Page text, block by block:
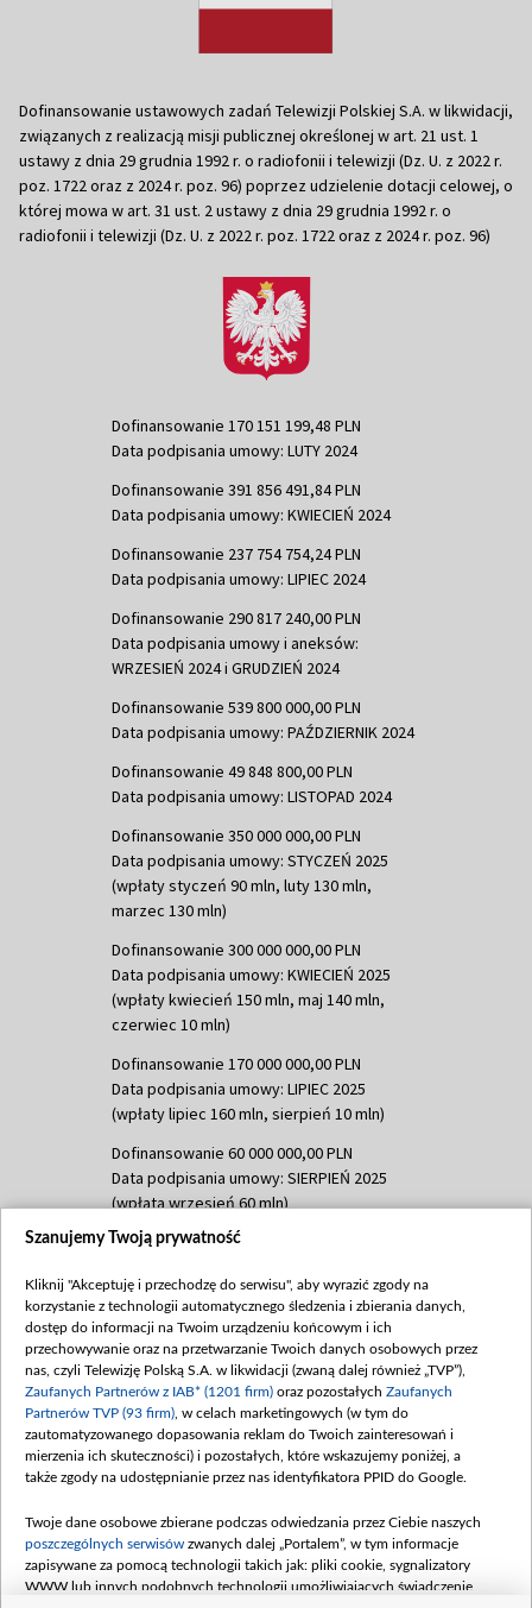
Dofinansowanie ustawowych zadań Telewizji Polskiej S.A. w likwidacji,
związanych z realizacją misji publicznej określonej w art. 21 ust. 1
ustawy z dnia 29 grudnia 1992 r. o radiofonii i telewizji (Dz. U. z 2022 r.
poz. 1722 oraz z 2024 r. poz. 96) poprzez udzielenie dotacji celowej, o
której mowa w art. 31 ust. 2 ustawy z dnia 29 grudnia 1992 r. o
radiofonii i telewizji (Dz. U. z 2022 r. poz. 1722 oraz z 2024 r. poz. 96)
Dofinansowanie 170 151 199,48 PLN
Data podpisania umowy: LUTY 2024
Dofinansowanie 391 856 491,84 PLN
Data podpisania umowy: KWIECIEŃ 2024
Dofinansowanie 237 754 754,24 PLN
Data podpisania umowy: LIPIEC 2024
Dofinansowanie 290 817 240,00 PLN
Data podpisania umowy i aneksów:
WRZESIEŃ 2024 i GRUDZIEŃ 2024
Dofinansowanie 539 800 000,00 PLN
Data podpisania umowy: PAŹDZIERNIK 2024
Dofinansowanie 49 848 800,00 PLN
Data podpisania umowy: LISTOPAD 2024
Dofinansowanie 350 000 000,00 PLN
Data podpisania umowy: STYCZEŃ 2025
(wpłaty styczeń 90 mln, luty 130 mln,
marzec 130 mln)
Dofinansowanie 300 000 000,00 PLN
Data podpisania umowy: KWIECIEŃ 2025
(wpłaty kwiecień 150 mln, maj 140 mln,
czerwiec 10 mln)
Dofinansowanie 170 000 000,00 PLN
Data podpisania umowy: LIPIEC 2025
(wpłaty lipiec 160 mln, sierpień 10 mln)
Dofinansowanie 60 000 000,00 PLN
Data podpisania umowy: SIERPIEŃ 2025
(wpłata wrzesień 60 mln)
Dofinansowanie 635 783 051,21 PLN
(wpłata wrzesień 100 mln, październik 350
mln, listopad 265 mln)
Dofinansowanie 48 862 000,00 PLN
Data podpisania umowy: GRUDZIEŃ 2025
(wpłata grudzień 60,548 mln)
Dofinansowanie 900 000 000,00 PLN
Data podpisania umowy: LUTY 2026 (wpłata
kwiecień 180 mln, 7 maja 180 mln, 8
czerwca 90 mln)
Dofinansowanie 250 000 000,00 PLN
Szanujemy Twoją prywatność
Kliknij "Akceptuję i przechodzę do serwisu", aby wyrazić zgody na
korzystanie z technologii automatycznego śledzenia i zbierania danych,
dostęp do informacji na Twoim urządzeniu końcowym i ich
przechowywanie oraz na przetwarzanie Twoich danych osobowych przez
nas, czyli Telewizję Polską S.A. w likwidacji (zwaną dalej również „TVP”),
Zaufanych Partnerów z IAB* (1201 firm) oraz pozostałych Zaufanych
Partnerów TVP (93 firm) , w celach marketingowych (w tym do
zautomatyzowanego dopasowania reklam do Twoich zainteresowań i
mierzenia ich skuteczności) i pozostałych, które wskazujemy poniżej, a
także zgody na udostępnianie przez nas identyfikatora PPID do Google.
Twoje dane osobowe zbierane podczas odwiedzania przez Ciebie naszych
poszczególnych serwisów zwanych dalej „Portalem”, w tym informacje
zapisywane za pomocą technologii takich jak: pliki cookie, sygnalizatory
WWW lub innych podobnych technologii umożliwiających świadczenie